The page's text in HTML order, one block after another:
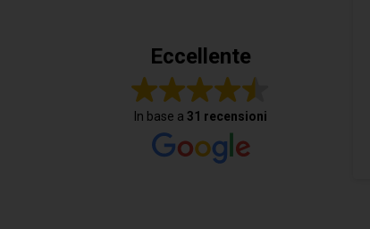
Eccellente
In base a 31 recensioni